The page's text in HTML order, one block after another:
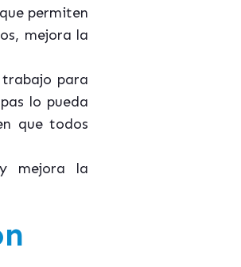
permiten
mejora la
para
lo pueda
que todos
mejora la